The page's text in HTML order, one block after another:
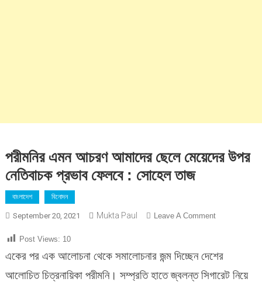
পরীমনির এমন আচরণ আমাদের ছেলে মেয়েদের উপর
নেতিবাচক প্রভাব ফেলবে : সোহেল তাজ
বাংলাদেশ বিনোদন
September 20, 2021 Mukta Paul Leave A CommentOn
আচরণ
আমাদের
Post Views: 10
একের পর এক আলোচনা থেকে সমালোচনার জন্ম দিচ্ছেন দেশের
আলোচিত চিত্রনায়িকা পরীমনি। সম্প্রতি হাতে জ্বলন্ত সিগারেট নিয়ে